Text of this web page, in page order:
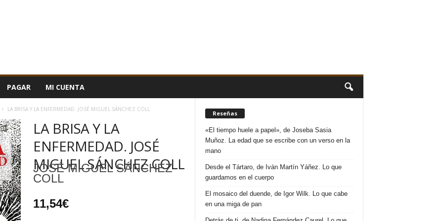
PAGAR MI CUENTA
LA BRISA Y LA ENFERMEDAD. JOSÉ MIGUEL SÁNCHEZ COLL
LA BRISA Y LA
ENFERMEDAD. JOSÉ
MIGUEL SÁNCHEZ COLL
JOSÉ MIGUEL SÁNCHEZ
COLL
11,54€
Reseñas
«El tiempo huele a papel», de Joseba Sasia
Muñoz. La edad que se escribe con un verso en la
mano
Desde el Tártaro, de Iván Martín Yáñez. Lo que
guardamos en el cuerpo
El mosaico del duende, de Igor Wilk. Lo que cabe
en una miga de pan